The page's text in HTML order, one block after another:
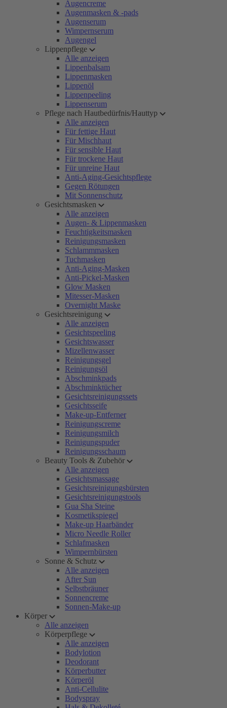
Augencreme
Augenmasken & -pads
Augenserum
Wimpernserum
Augengel
Lippenpflege
Alle anzeigen
Lippenbalsam
Lippenmasken
Lippenöl
Lippenpeeling
Lippenserum
Pflege nach Hautbedürfnis/Hauttyp
Alle anzeigen
Für fettige Haut
Für Mischhaut
Für sensible Haut
Für trockene Haut
Für unreine Haut
Anti-Aging-Gesichtspflege
Gegen Rötungen
Mit Sonnenschutz
Gesichtsmasken
Alle anzeigen
Augen- & Lippenmasken
Feuchtigkeitsmasken
Reinigungsmasken
Schlammmasken
Tuchmasken
Anti-Aging-Masken
Anti-Pickel-Masken
Glow Masken
Mitesser-Masken
Overnight Maske
Gesichtsreinigung
Alle anzeigen
Gesichtspeeling
Gesichtswasser
Mizellenwasser
Reinigungsgel
Reinigungsöl
Abschminkpads
Abschminktücher
Gesichtsreinigungssets
Gesichtsseife
Make-up-Entferner
Reinigungscreme
Reinigungsmilch
Reinigungspuder
Reinigungsschaum
Beauty Tools & Zubehör
Alle anzeigen
Gesichtsmassage
Gesichtsreinigungsbürsten
Gesichtsreinigungstools
Gua Sha Steine
Kosmetikspiegel
Make-up Haarbänder
Micro Needle Roller
Schlafmasken
Wimpernbürsten
Sonne & Schutz
Alle anzeigen
After Sun
Selbstbräuner
Sonnencreme
Sonnen-Make-up
Körper
Alle anzeigen
Körperpflege
Alle anzeigen
Bodylotion
Deodorant
Körperbutter
Körperöl
Anti-Cellulite
Bodyspray